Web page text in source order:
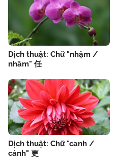
Dịch thuật: Chữ "nhậm /
nhâm" 任
Dịch thuật: Chữ "canh /
cánh" 更